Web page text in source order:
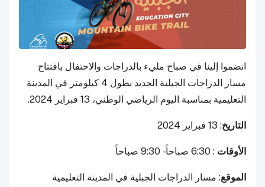
انضموا إلينا في صباح مليء بالدراجات والاحتفال بافتتاح
مسار الدراجات الجبلية الجديد بطول 4 كيلومتر في المدينة
التعليمية بمناسبة اليوم الرياضي الوطني، 13 فبراير 2024.
التاريخ: 13 فبراير 2024
الأوقات : 6:30 صباحاً - 9:30 صباحاً
الموقع: مسار الدراجات الجبلية في المدينة التعليمية